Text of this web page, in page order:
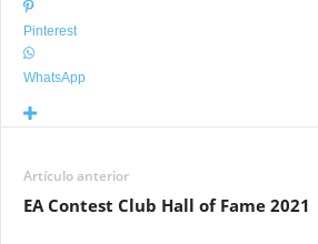
Pinterest
WhatsApp
Artículo anterior
EA Contest Club Hall of Fame 2021